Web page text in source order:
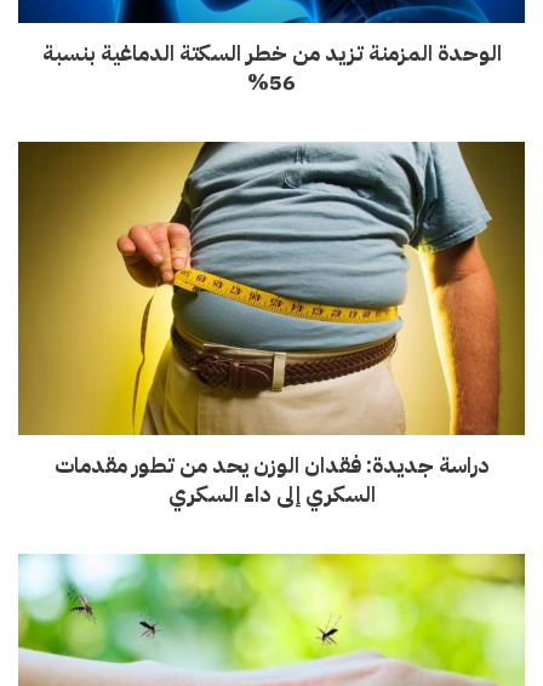
الوحدة المزمنة تزيد من خطر السكتة الدماغية بنسبة
56%
دراسة جديدة: فقدان الوزن يحد من تطور مقدمات
السكري إلى داء السكري